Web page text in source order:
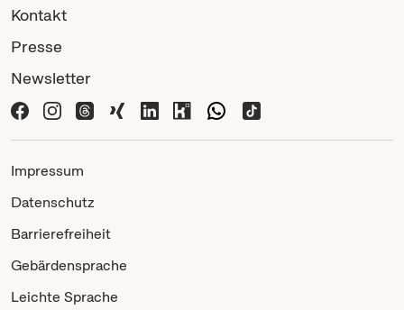
Kontakt
Presse
Newsletter
Impressum
Datenschutz
Barrierefreiheit
Gebärdensprache
Leichte Sprache